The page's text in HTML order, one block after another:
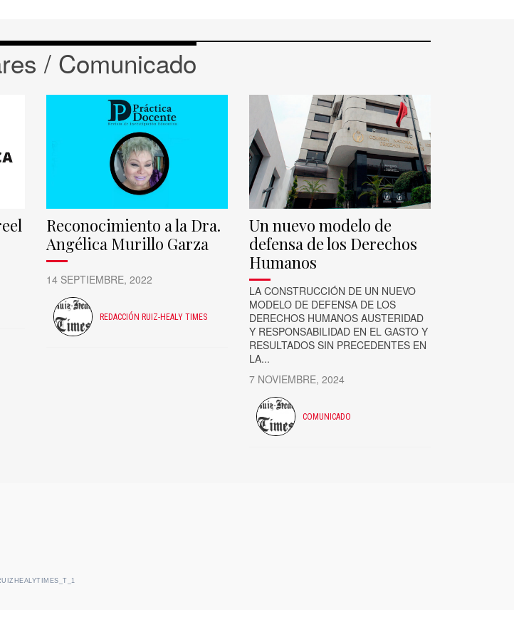
/ Comunicado
Reconocimiento a la Dra.
Angélica Murillo Garza
14 SEPTIEMBRE, 2022
REDACCIÓN RUIZ-HEALY TIMES
Un nuevo modelo de
defensa de los Derechos
Humanos
LA CONSTRUCCIÓN DE UN NUEVO
MODELO DE DEFENSA DE LOS
DERECHOS HUMANOS AUSTERIDAD
Y RESPONSABILIDAD EN EL GASTO Y
RESULTADOS SIN PRECEDENTES EN
LA...
7 NOVIEMBRE, 2024
COMUNICADO